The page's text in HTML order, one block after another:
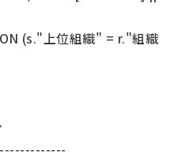
(s."上位組織" = r."組織